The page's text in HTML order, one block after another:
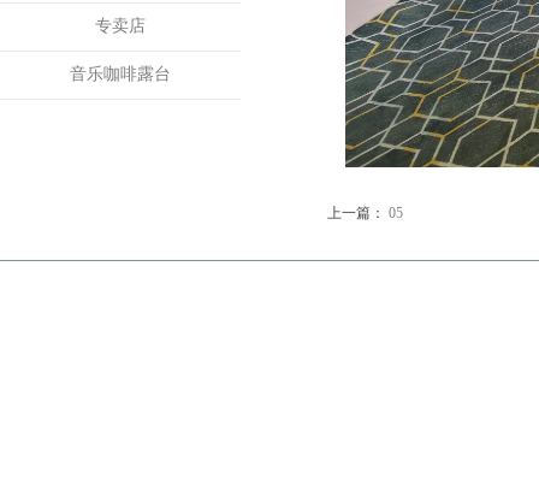
专卖店
音乐咖啡露台
上一篇： 05